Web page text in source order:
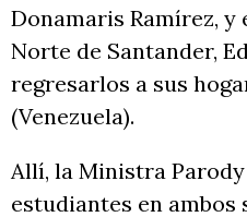
Donamaris Ramírez, y
Norte de Santander,
regresarlos a sus
(Venezuela).
Allí, la Ministra
estudiantes en